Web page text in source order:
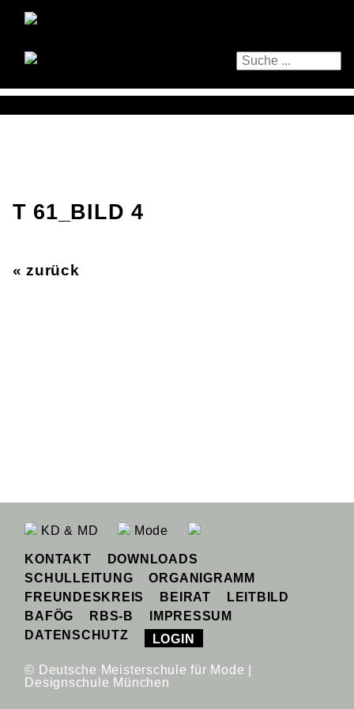
T 61_BILD 4
« zurück
KD & MD Mode
KONTAKT
DOWNLOADS
SCHULLEITUNG
ORGANIGRAMM
FREUNDESKREIS
BEIRAT
LEITBILD
BAFÖG
RBS-B
IMPRESSUM
DATENSCHUTZ
LOGIN
© Deutsche Meisterschule für Mode |
Designschule München